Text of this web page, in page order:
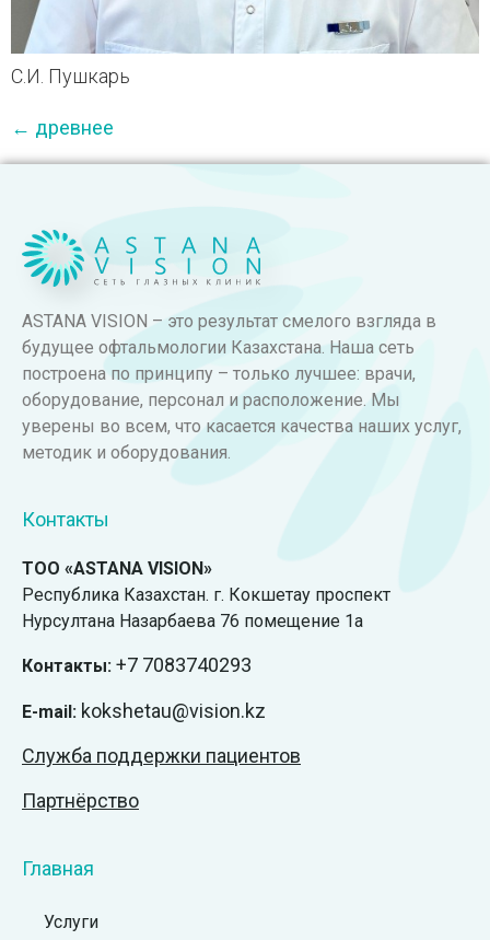
С.И. Пушкарь
← древнее
ASTANA VISION – это результат смелого взгляда в
будущее офтальмологии Казахстана. Наша сеть
построена по принципу – только лучшее: врачи,
оборудование, персонал и расположение. Мы
уверены во всем, что касается качества наших услуг,
методик и оборудования.
Контакты
ТОО «ASTANA VISION»
Республика Казахстан. г. Кокшетау проспект
Нурсултана Назарбаева 76 помещение 1а
Контакты: +7 7083740293
E-mail: kokshetau@vision.kz
Служба поддержки пациентов
Партнёрство
Главная
Услуги